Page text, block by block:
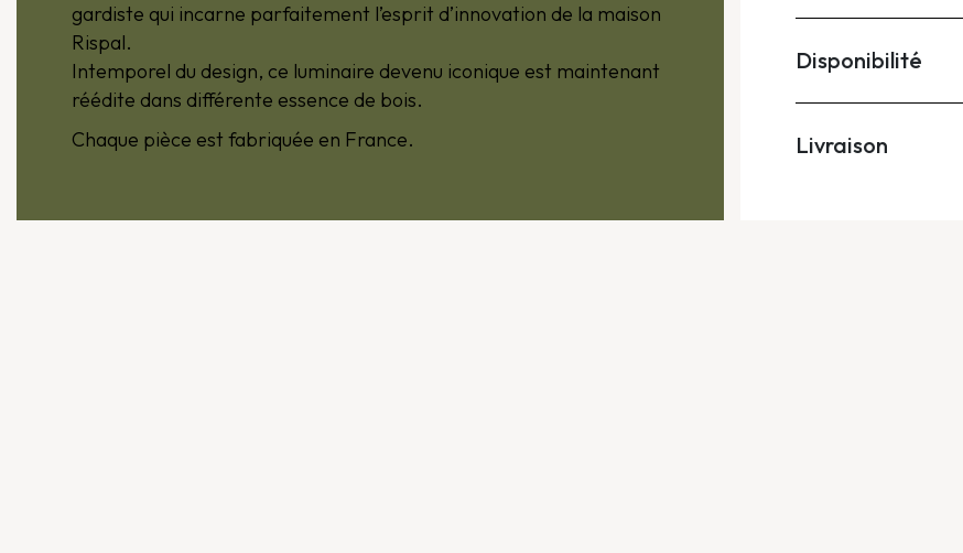
gardiste qui incarne parfaitement l’esprit d’innovation de la maison
Rispal.
Intemporel du design, ce luminaire devenu iconique est maintenant
réédite dans différente essence de bois.
Chaque pièce est fabriquée en France.
Disponibilité
Livraison